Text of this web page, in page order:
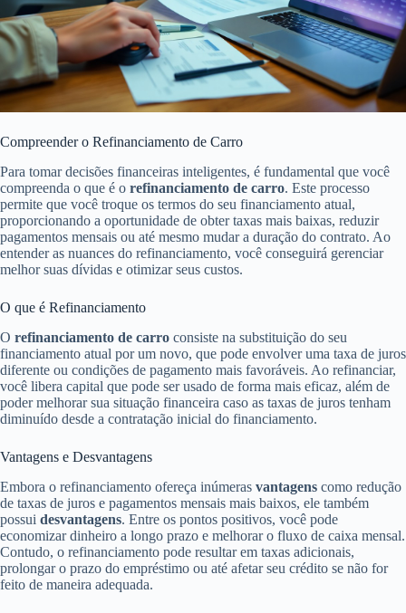
Compreender o Refinanciamento de Carro
Para tomar decisões financeiras inteligentes, é fundamental que você
compreenda o que é o refinanciamento de carro. Este processo
permite que você troque os termos do seu financiamento atual,
proporcionando a oportunidade de obter taxas mais baixas, reduzir
pagamentos mensais ou até mesmo mudar a duração do contrato. Ao
entender as nuances do refinanciamento, você conseguirá gerenciar
melhor suas dívidas e otimizar seus custos.
O que é Refinanciamento
O refinanciamento de carro consiste na substituição do seu
financiamento atual por um novo, que pode envolver uma taxa de juros
diferente ou condições de pagamento mais favoráveis. Ao refinanciar,
você libera capital que pode ser usado de forma mais eficaz, além de
poder melhorar sua situação financeira caso as taxas de juros tenham
diminuído desde a contratação inicial do financiamento.
Vantagens e Desvantagens
Embora o refinanciamento ofereça inúmeras vantagens como redução
de taxas de juros e pagamentos mensais mais baixos, ele também
possui desvantagens. Entre os pontos positivos, você pode
economizar dinheiro a longo prazo e melhorar o fluxo de caixa mensal.
Contudo, o refinanciamento pode resultar em taxas adicionais,
prolongar o prazo do empréstimo ou até afetar seu crédito se não for
feito de maneira adequada.